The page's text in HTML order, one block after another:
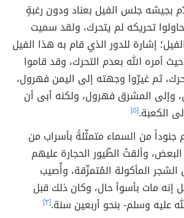
بجيشه جلس الفيل بعناد ودون رغبةٍ
تحريكه لم يتحرك، ولقد سميت
إشارة للدور الذي قام به هذا الفيل
أمره الله بعدم التحرك، وقد قاموا
ثم غيرّوا وجهته إلى اليمن فهرول،
وإلى المشرق فهرول، ولكنه أبى أن
الكعبة.[٥]
جنوداً من السماء متمثّلةً بأسراب من
وألقتْ الطّيور الحجارة عليهم
المأكولة المُتمزّقة، وأُصيب
إنه مات بأسوأ حال، وكان ذلك قبل
عليه وسلم- بنحو أربعين سنة.[٣]